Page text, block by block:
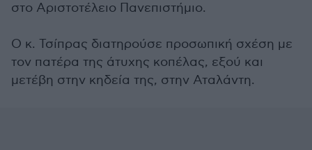
στο Αριστοτέλειο Πανεπιστήμιο.
Ο κ. Τσίπρας διατηρούσε προσωπική σχέση με
τον πατέρα της άτυχης κοπέλας, εξού και
μετέβη στην κηδεία της, στην Αταλάντη.